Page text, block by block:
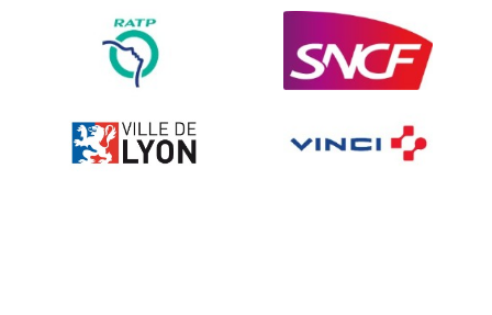
Signalisation embarquée